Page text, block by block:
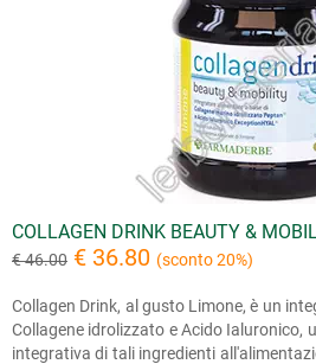
COLLAGEN DRINK BEAUTY &
€ 46.00 € 36.80 (sconto 20%)
Collagen Drink, al gusto Limone, è un
Collagene idrolizzato e Acido Ialuronico,
integrativa di tali ingredienti